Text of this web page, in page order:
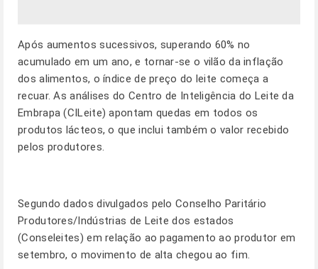
Após aumentos sucessivos, superando 60% no
acumulado em um ano, e tornar-se o vilão da inflação
dos alimentos, o índice de preço do leite começa a
recuar. As análises do Centro de Inteligência do Leite da
Embrapa (CILeite) apontam quedas em todos os
produtos lácteos, o que inclui também o valor recebido
pelos produtores.
Segundo dados divulgados pelo Conselho Paritário
Produtores/Indústrias de Leite dos estados
(Conseleites) em relação ao pagamento ao produtor em
setembro, o movimento de alta chegou ao fim.